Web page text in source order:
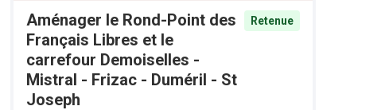
Aménager le Rond-Point des
Français Libres et le
carrefour Demoiselles -
Mistral - Frizac - Duméril - St
Joseph
Retenue